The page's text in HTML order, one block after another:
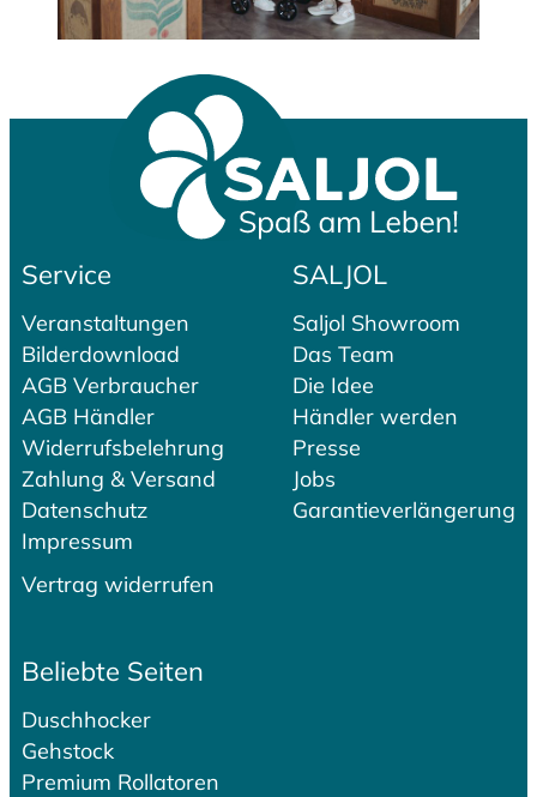
Service
Veranstaltungen
Bilderdownload
AGB Verbraucher
AGB Händler
Widerrufsbelehrung
Zahlung & Versand
Datenschutz
Impressum
Vertrag widerrufen
SALJOL
Saljol Showroom
Das Team
Die Idee
Händler werden
Presse
Jobs
Garantieverlängerung
Beliebte Seiten
Duschhocker
Gehstock
Premium Rollatoren